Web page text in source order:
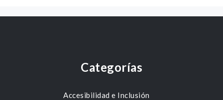
Categorías
Accesibilidad e Inclusión